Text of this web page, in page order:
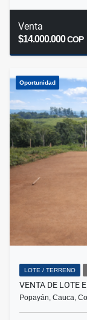
Venta
$14.000.000COP
Oportunidad
LOTE / TERRENO
VENTA DE LOTE
Popayán, Cauca,